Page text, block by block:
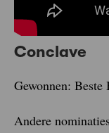
Conclave
Gewonnen: Beste
Andere